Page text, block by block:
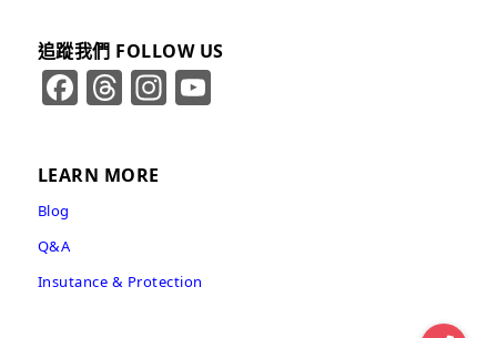
追蹤我們 FOLLOW US
FacebookThreads Instagram
LEARN MORE
Blog
Q&A
Insutance & Protection